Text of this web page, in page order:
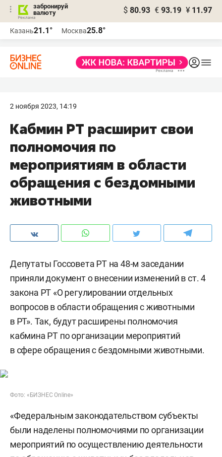
забронируй
валюту
$ 80.93 € 93.19 ¥ 11.97
Казань21.1° Москва25.8°
2 ноября 2023, 14:19
Кабмин РТ расширит свои
полномочия по
мероприятиям в области
обращения с бездомными
животными
Депутаты Госсовета РТ на 48-м заседании
приняли документ о внесении изменений в ст. 4
закона РТ «О регулировании отдельных
вопросов в области обращения с животными
в РТ». Так, будут расширены полномочия
кабмина РТ по организации мероприятий
в сфере обращения с бездомными животными.
Фото: «БИЗНЕС Online»
«Федеральным законодательством субъекты
были наделены полномочиями по организации
мероприятий по осуществлению деятельности